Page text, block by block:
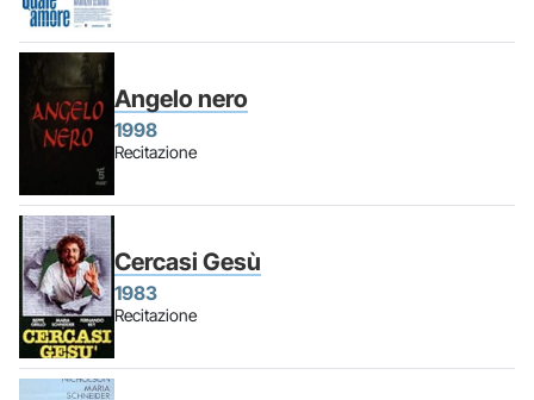
Angelo nero
1998
Recitazione
Cercasi Gesù
1983
Recitazione